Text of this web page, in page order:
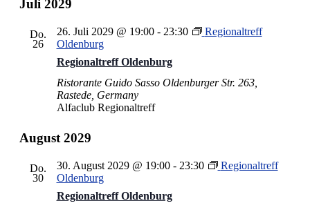
Juli 2029
Do.
26
Regionaltreff Oldenburg
26. Juli 2029 @ 19:00- 23:30
Regionaltreff
Oldenburg
Ristorante Guido Sasso Oldenburger Str. 263,
Rastede, Germany
Alfaclub Regionaltreff
August 2029
Do.
30
Regionaltreff Oldenburg
30. August 2029 @ 19:00- 23:30
Regionaltreff
Oldenburg